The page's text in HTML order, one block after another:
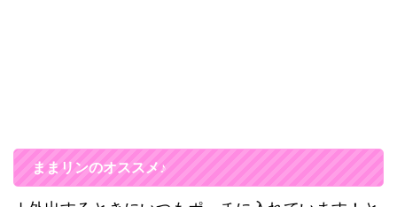
ままリンのオススメ♪